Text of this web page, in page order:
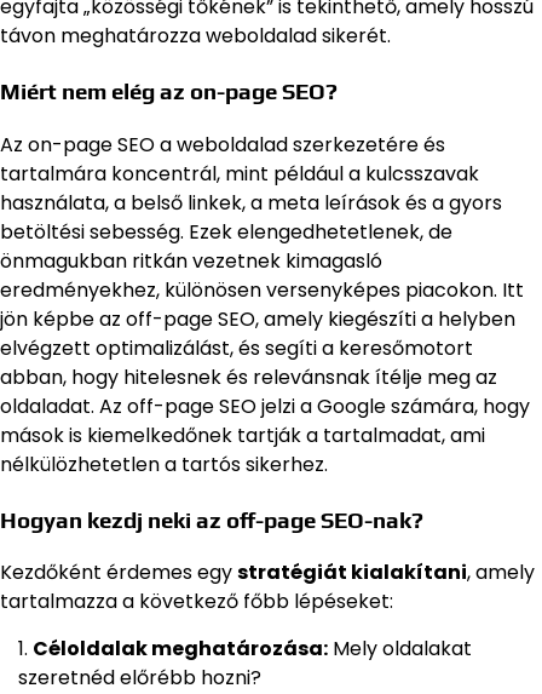
egyfajta „közösségi tőkének” is tekinthető, amely hosszú
távon meghatározza weboldalad sikerét.
Miért nem elég az on-page SEO?
Az on-page SEO a weboldalad szerkezetére és
tartalmára koncentrál, mint például a kulcsszavak
használata, a belső linkek, a meta leírások és a gyors
betöltési sebesség. Ezek elengedhetetlenek, de
önmagukban ritkán vezetnek kimagasló
eredményekhez, különösen versenyképes piacokon. Itt
jön képbe az off-page SEO, amely kiegészíti a helyben
elvégzett optimalizálást, és segíti a keresőmotort
abban, hogy hitelesnek és relevánsnak ítélje meg az
oldaladat. Az off-page SEO jelzi a Google számára, hogy
mások is kiemelkedőnek tartják a tartalmadat, ami
nélkülözhetetlen a tartós sikerhez.
Hogyan kezdj neki az off-page SEO-nak?
Kezdőként érdemes egystratégiát kialakítani, amely
tartalmazza a következő főbb lépéseket:
Céloldalak meghatározása: Mely oldalakat
szeretnéd előrébb hozni?